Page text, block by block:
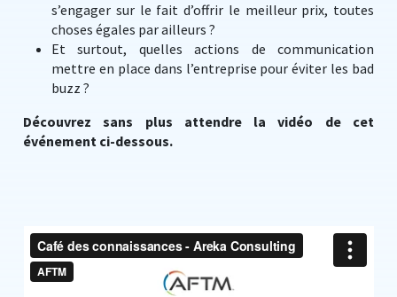
s’engager sur le fait d’offrir le meilleur prix, toutes
choses égales par ailleurs ?
Et surtout, quelles actions de communication
mettre en place dans l’entreprise pour éviter les bad
buzz ?
Découvrez sans plus attendre la vidéo de cet
événement ci-dessous.